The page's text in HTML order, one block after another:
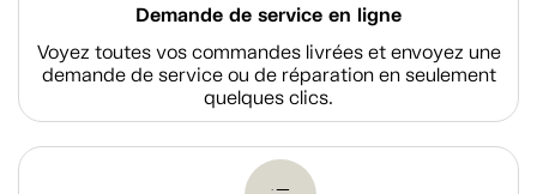
Demande de service en ligne
Voyez toutes vos commandes livrées et envoyez une
demande de service ou de réparation en seulement
quelques clics.